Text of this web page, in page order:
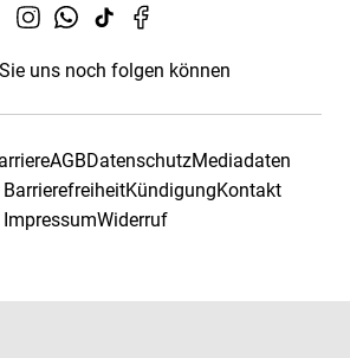
uns noch folgen können
AGBDatenschutzMediadaten
KündigungKontakt
ImpressumWiderruf